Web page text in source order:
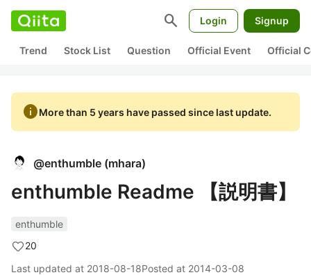
search Login Signup
Trend Stock List Question Official Event Official
infoMore than 5 years have passed since last update.
@enthumble (mhara)
enthumble Readme 【説明書】
enthumble
20
Last updated at 2018-08-18Posted at 2014-03-08